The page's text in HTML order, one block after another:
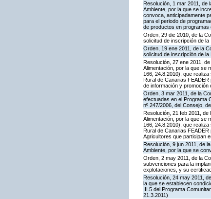
Resolución, 1 mar 2011, de
Ambiente, por la que se
convoca, anticipadamente
para el periodo de
de productos en programas
Orden, 29 dic 2010, de la
solicitud de inscripción de
Orden, 19 ene 2011, de la
solicitud de inscripción de
Resolución, 27 ene 2011,
Alimentación, por la que se
166, 24.8.2010), que
Rural de Canarias
de información y promoción
Orden, 3 mar 2011, de la
efectuadas en el Programa
nº 247/2006, del Consejo,
Resolución, 21 feb 2011,
Alimentación, por la que se
166, 24.8.2010), que
Rural de Canarias
Agricultores que participan
Resolución, 9 jun 2011, de
Ambiente, por la que se
Orden, 2 may 2011, de la
subvenciones para la
explotaciones, y su
Resolución, 24 may 2011,
la que se establecen
III.5 del Programa
21.3.2011)